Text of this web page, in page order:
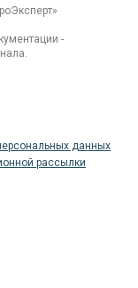
-
данных
рассылки